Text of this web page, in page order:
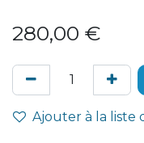
280,00 €
Ajouter à la liste